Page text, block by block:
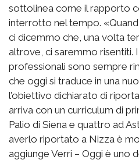
sottolinea come il rapporto
interrotto nel tempo.
ci dicemmo che, una volta
altrove, ci saremmo risentiti.
professionali sono sempre
che oggi si traduce in una
l’obiettivo dichiarato di
arriva con un curriculum di
Palio di Siena e quattro ad
averlo riportato a Nizza è
aggiunge Verri – Oggi è uno